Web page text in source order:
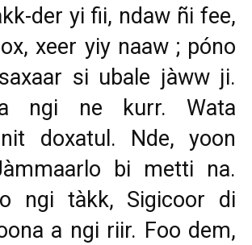
der yi fii, ndaw ñi fee,
xeer yiy naaw ; póno
si ubale jàww ji.
ngi ne kurr. Wata
doxatul. Nde, yoon
bi metti na.
ngi tàkk, Sigicoor di
a ngi riir. Foo dem,